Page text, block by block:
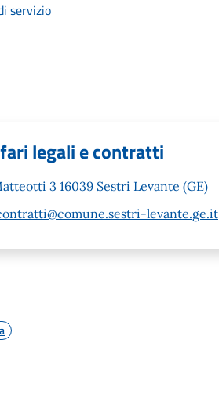
servizio
legali e contratti
3 16039 Sestri Levante (GE)
levante.ge.it